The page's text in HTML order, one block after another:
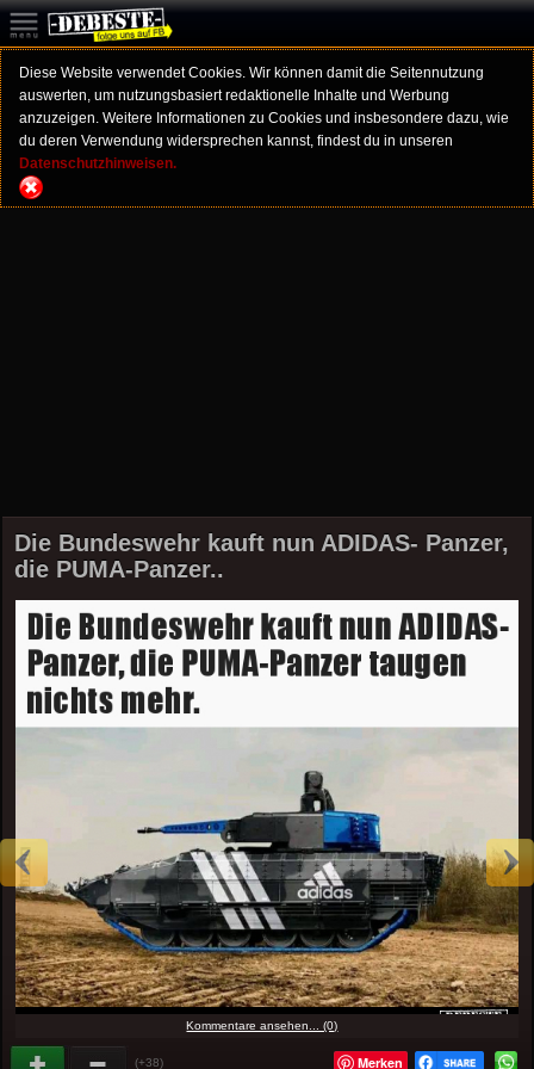
Diese Website verwendet Cookies. Wir können damit die Seitennutzung
auswerten, um nutzungsbasiert redaktionelle Inhalte und Werbung
anzuzeigen. Weitere Informationen zu Cookies und insbesondere dazu, wie
du deren Verwendung widersprechen kannst, findest du in unseren
Datenschutzhinweisen.
Die Bundeswehr kauft nun ADIDAS- Panzer,
die PUMA-Panzer..
Kommentare ansehen... (0)
(+38) Merken